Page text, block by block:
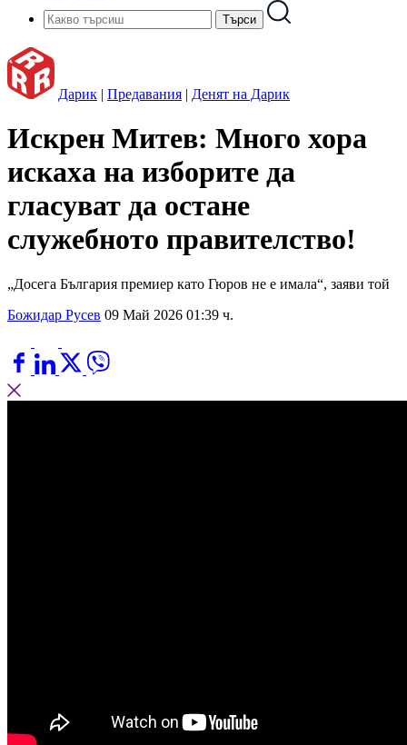
Дарик | Предавания | Денят на Дарик
Искрен Митев: Много хора
искаха на изборите да
гласуват да остане
служебното правителство!
„Досега България премиер като Гюров не е имала“, заяви той
Божидар Русев 09 Май 2026 01:39 ч.